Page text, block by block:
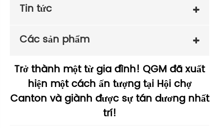
Tin tức
Các sản phẩm
Trở thành một từ gia đình! QGM đã xuất
hiện một cách ấn tượng tại Hội chợ
Canton và giành được sự tán dương nhất
trí!